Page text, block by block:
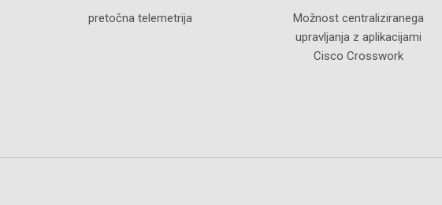
pretočna telemetrija
Možnost centraliziranega
upravljanja z aplikacijami
Cisco Crosswork